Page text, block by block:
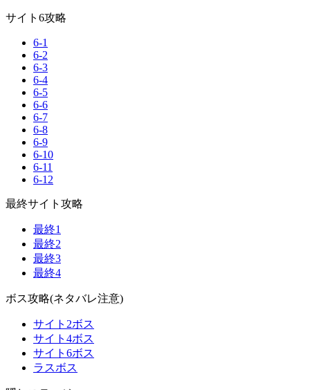
サイト6攻略
6-1
6-2
6-3
6-4
6-5
6-6
6-7
6-8
6-9
6-10
6-11
6-12
最終サイト攻略
最終1
最終2
最終3
最終4
ボス攻略(ネタバレ注意)
サイト2ボス
サイト4ボス
サイト6ボス
ラスボス